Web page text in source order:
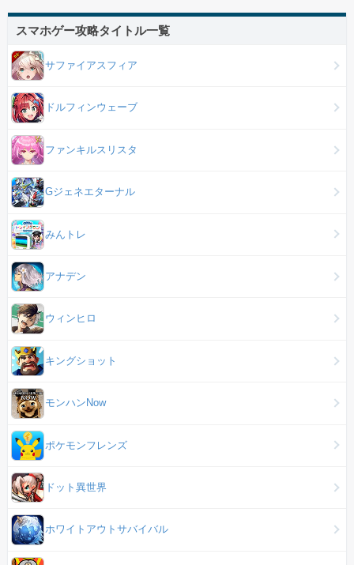
スマホゲー攻略タイトル一覧
サファイアスフィア
ドルフィンウェーブ
ファンキルスリスタ
Gジェネエターナル
みんトレ
アナデン
ウィンヒロ
キングショット
モンハンNow
ポケモンフレンズ
ドット異世界
ホワイトアウトサバイバル